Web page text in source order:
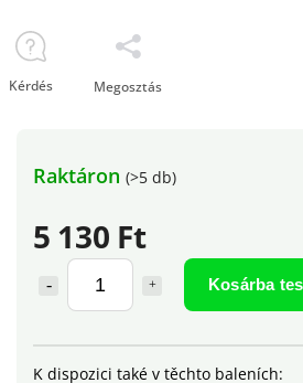
5 130 Ft
Kosárba
Raktáron (>5 db)
Kérdés Megosztás